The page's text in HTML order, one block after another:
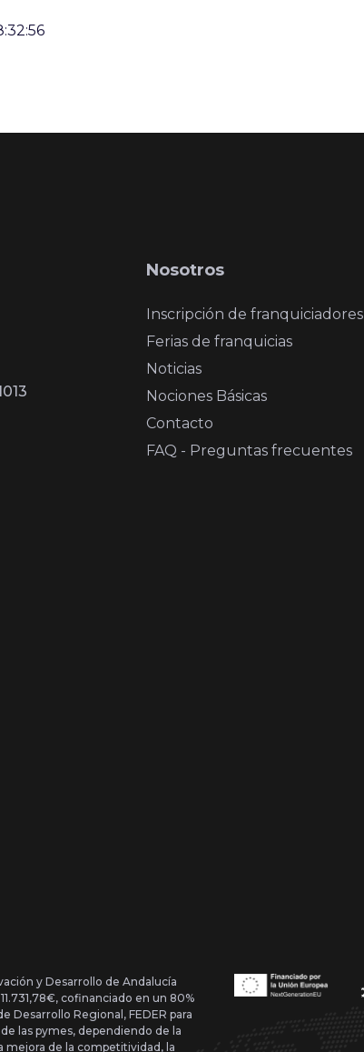
Nosotros
Inscripción de franquiciadores
Ferias de franquicias
Noticias
Nociones Básicas
Contacto
FAQ - Preguntas frecuentes
y Desarrollo de Andalucía
cofinanciado en un 80%
Desarrollo Regional, FEDER para
las pymes, dependiendo de la
mejora de la competitividad, la